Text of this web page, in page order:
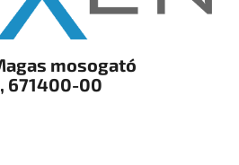
mosogató
671400-00